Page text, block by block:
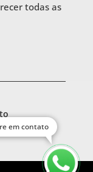
todas as
Acesso
em contato